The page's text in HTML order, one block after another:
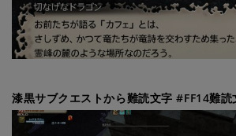
漆黒サブクエストから難読文字 #FF14難読